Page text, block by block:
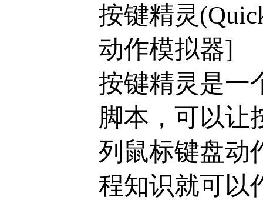
按键精灵
动作模拟器]
按键精灵是一
脚本，可以让
列鼠标键盘动
程知识就可以